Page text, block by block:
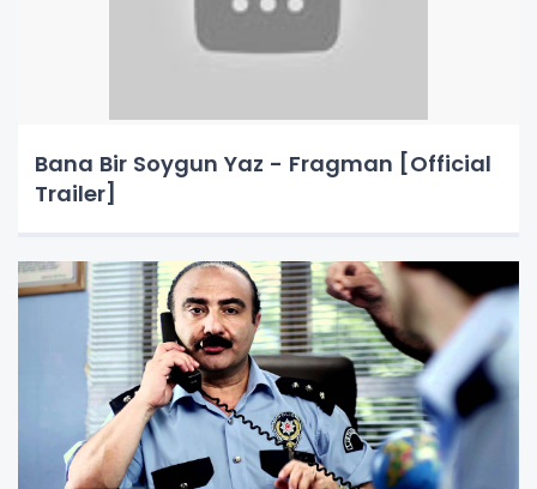
Bana Bir Soygun Yaz - Fragman [Official
Trailer]